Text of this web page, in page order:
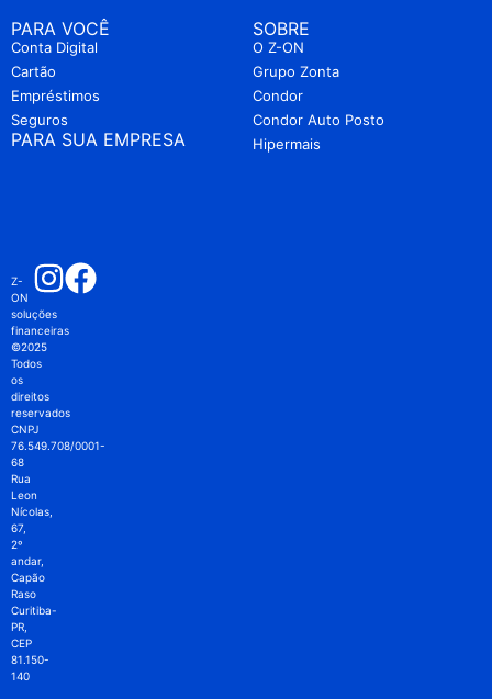
PARA VOCÊ
Conta Digital
Cartão
Empréstimos
Seguros
PARA SUA EMPRESA
SOBRE
O Z-ON
Grupo Zonta
Condor
Condor Auto Posto
Hipermais
Z-
ON
soluções
financeiras
©2025
Todos
os
direitos
reservados
CNPJ
76.549.708/0001-
68
Rua
Leon
Nícolas,
67,
2º
andar,
Capão
Raso
Curitiba-
PR,
CEP
81.150-
140